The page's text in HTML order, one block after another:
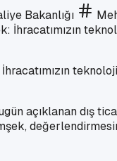
Bakanlığı
açıklanan dış